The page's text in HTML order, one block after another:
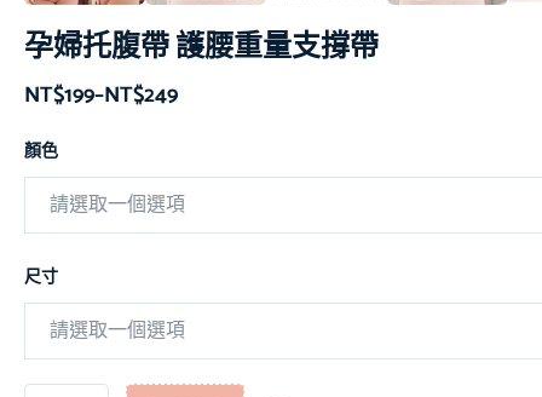
孕婦托腹帶 護腰重量支撐帶
NT$199–NT$249
顏色
尺寸